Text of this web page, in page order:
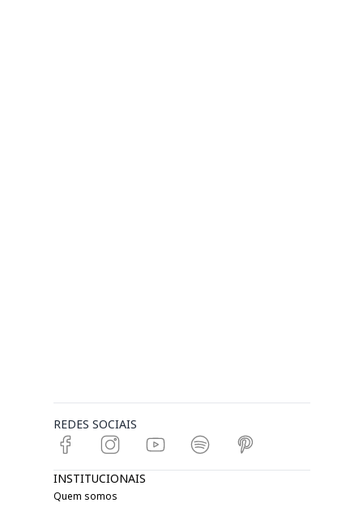
REDES SOCIAIS
INSTITUCIONAIS
Quem somos